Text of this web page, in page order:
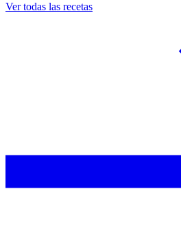
Ver todas las recetas